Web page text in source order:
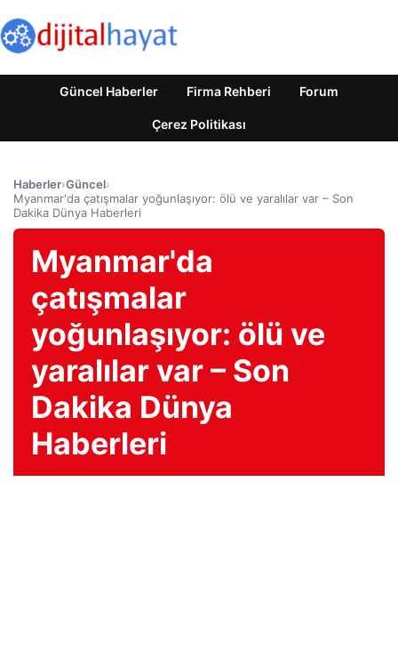
Güncel Haberler Firma Rehberi Forum
Çerez Politikası
Haberler›Güncel›
Myanmar'da çatışmalar yoğunlaşıyor: ölü ve yaralılar var – Son
Dakika Dünya Haberleri
Myanmar'da
çatışmalar
yoğunlaşıyor: ölü ve
yaralılar var – Son
Dakika Dünya
Haberleri